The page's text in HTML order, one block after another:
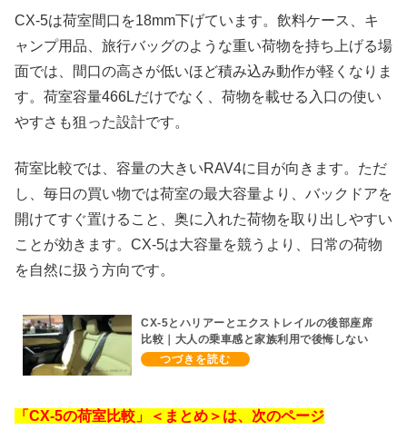
CX-5は荷室間口を18mm下げています。飲料ケース、キ
ャンプ用品、旅行バッグのような重い荷物を持ち上げる場
面では、間口の高さが低いほど積み込み動作が軽くなりま
す。荷室容量466Lだけでなく、荷物を載せる入口の使い
やすさも狙った設計です。
荷室比較では、容量の大きいRAV4に目が向きます。ただ
し、毎日の買い物では荷室の最大容量より、バックドアを
開けてすぐ置けること、奥に入れた荷物を取り出しやすい
ことが効きます。CX-5は大容量を競うより、日常の荷物
を自然に扱う方向です。
CX-5とハリアーとエクストレイルの後部座席
比較｜大人の乗車感と家族利用で後悔しない
選び方
「CX-5の荷室比較」＜まとめ＞は、次のページ